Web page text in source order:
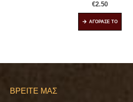
€3.50
ΑΓΟΡΑΣΕ ΤΟ
ΒΡΕΊΤΕ ΜΑΣ